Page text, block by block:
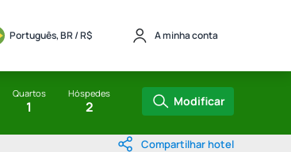
Português, BR / R$ A minha conta
Quartos
1
Hóspedes
2 Modificar
Compartilhar hotel